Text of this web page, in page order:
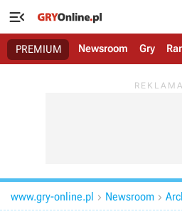

PREMIUM Newsroom Gry
www.gry-online.pl  Newsroom 